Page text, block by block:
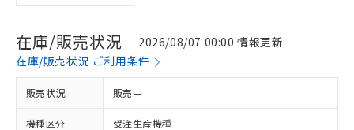
在庫/販売状況
2026/08/07 00:00 情報更新
在庫/販売状況 ご利用条件
販売状況 販売中
機種区分 受注生産機種